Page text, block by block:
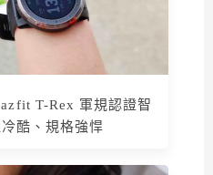
T-Rex 軍規認證智
酷、規格強悍